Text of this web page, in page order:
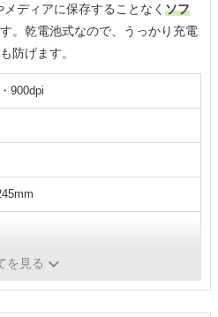
ディアに保存することなく ソフ
。乾電池式なので、うっかり充電
防げます。
900dpi
を見る